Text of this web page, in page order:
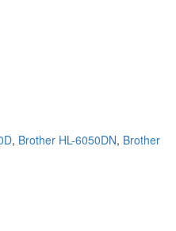
, Brother HL-6050DN, Brother